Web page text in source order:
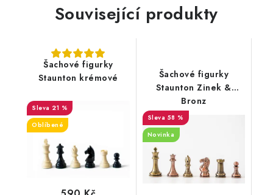
Související produkty
Šachové figurky
Staunton krémové
21 %
Oblíbené
Šachové figurky
Staunton Zinek &
Bronz
58 %
Novinka